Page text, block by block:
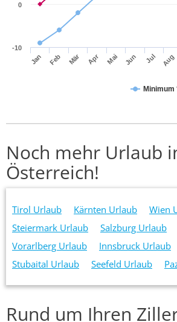
Minimum
Jan Feb Mär Apr Mai Jun Jul Aug
-10
0
Noch mehr Urlaub
Österreich!
Tirol Urlaub Kärnten Urlaub
Wien
Steiermark Urlaub
Salzburg Urlaub
Vorarlberg Urlaub
Innsbruck Urlaub
Stubaital Urlaub
Seefeld Urlaub
Rund um Ihren